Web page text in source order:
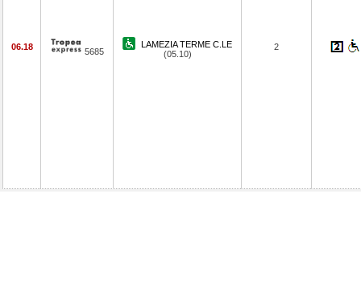
06.18 5685
LAMEZIA TERME C.LE
(05.10)
2